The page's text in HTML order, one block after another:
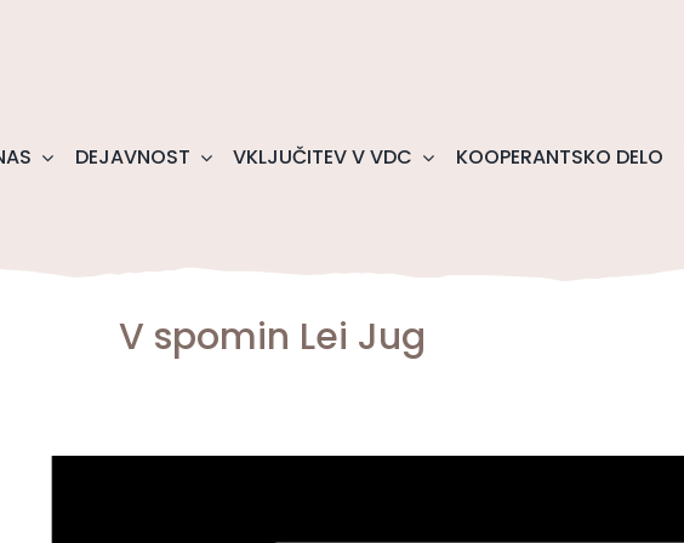
DEJAVNOST VKLJUČITEV V VDC KOOPERANTSKO DELO
V spomin Lei Jug